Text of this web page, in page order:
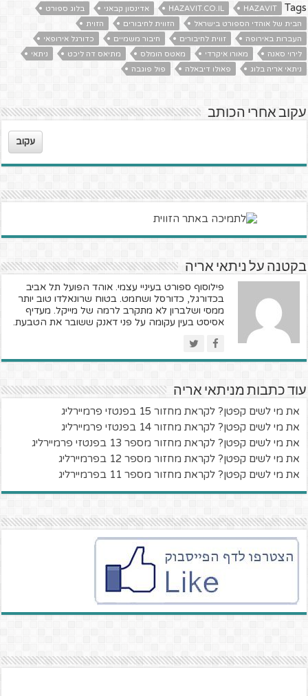
Tags
HAZAVIT
HAZAVIT.CO.IL אדינסון קבאני
בלוג ספורט
הבית של אוהדי הספורט בישראל
הזווית לחיבורים
הזוית
העברות באירופה
זווית לחיבורים חיבור משמיים
כדורגל אירופאי
לירוי סאנה
מאורו איקרדי מאטס הומלס מתיאס דה ליכט
ניתאי
ניתאי אריה בלוג
פאולו דיבאלה פול פוגבה
עקוב אחרי הכותב
עקוב
בקטנה על ניתאי אריה
פילוסוף ספורט בעיניי עצמי. אוהד הפועל תל אביב
בכדורגל, כדורסל ושחמט. בטוח שרונאלדו טוב יותר
ממסי ושלברון לא מתקרב לרמה של מייקל. מעדיף
אסיסט בעין עקומה על פני דאנק ששובר את הטבעת.
עוד כתבות מניתאי אריה
את מי לשים קפטן? לקראת מחזור 15 בפנטזי פרמיירליג
את מי לשים קפטן? לקראת מחזור 14 בפנטזי פרמיירליג
את מי לשים קפטן? לקראת מחזור מספר 13 בפנטזי פרמיירליג
את מי לשים קפטן? לקראת מחזור מספר 12 בפרמיירליג
את מי לשים קפטן? לקראת מחזור מספר 11 בפרמיירליג